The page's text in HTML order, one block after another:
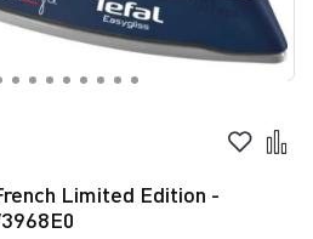
Limited Edition -